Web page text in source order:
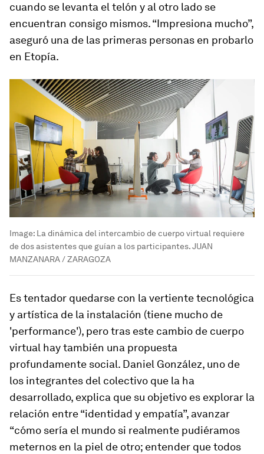
cuando se levanta el telón y al otro lado se
encuentran consigo mismos. “Impresiona mucho”,
aseguró una de las primeras personas en probarlo
en Etopía.
Image: La dinámica del intercambio de cuerpo virtual requiere
de dos asistentes que guían a los participantes. JUAN
MANZANARA / ZARAGOZA
Es tentador quedarse con la vertiente tecnológica
y artística de la instalación (tiene mucho de
'performance'), pero tras este cambio de cuerpo
virtual hay también una propuesta
profundamente social. Daniel González, uno de
los integrantes del colectivo que la ha
desarrollado, explica que su objetivo es explorar la
relación entre “identidad y empatía”, avanzar
“cómo sería el mundo si realmente pudiéramos
meternos en la piel de otro; entender que todos